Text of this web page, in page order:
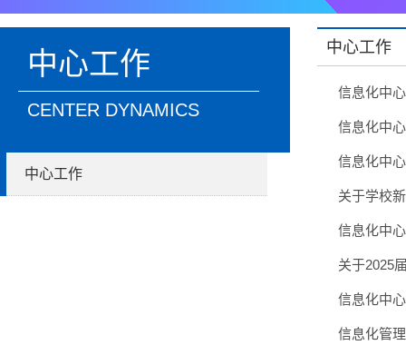
中心工作
CENTER DYNAMICS
中心工作
中心工作
信息化中
信息化中
信息化中
关于学校
信息化中
关于2025
信息化中
信息化管